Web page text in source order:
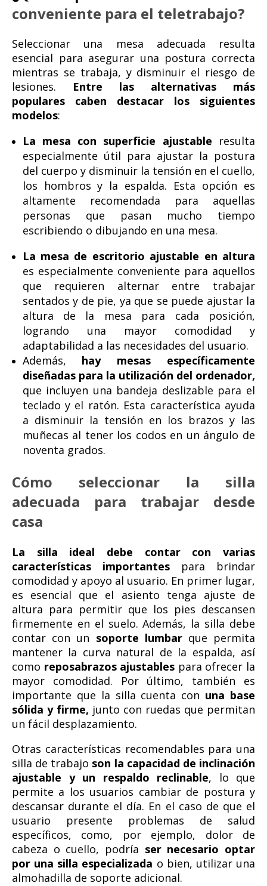
conveniente para el teletrabajo?
Seleccionar una mesa adecuada resulta
esencial para asegurar una postura correcta
mientras se trabaja, y disminuir el riesgo de
lesiones. Entre las alternativas más
populares caben destacar los siguientes
modelos:
La mesa con superficie ajustable resulta
especialmente útil para ajustar la postura
del cuerpo y disminuir la tensión en el cuello,
los hombros y la espalda. Esta opción es
altamente recomendada para aquellas
personas que pasan mucho tiempo
escribiendo o dibujando en una mesa.
La mesa de escritorio ajustable en altura
es especialmente conveniente para aquellos
que requieren alternar entre trabajar
sentados y de pie, ya que se puede ajustar la
altura de la mesa para cada posición,
logrando una mayor comodidad y
adaptabilidad a las necesidades del usuario.
Además, hay mesas específicamente
diseñadas para la utilización del ordenador,
que incluyen una bandeja deslizable para el
teclado y el ratón. Esta característica ayuda
a disminuir la tensión en los brazos y las
muñecas al tener los codos en un ángulo de
noventa grados.
Cómo seleccionar la silla
adecuada para trabajar desde
casa
La silla ideal debe contar con varias
características importantes para brindar
comodidad y apoyo al usuario. En primer lugar,
es esencial que el asiento tenga ajuste de
altura para permitir que los pies descansen
firmemente en el suelo. Además, la silla debe
contar con un soporte lumbar que permita
mantener la curva natural de la espalda, así
como reposabrazos ajustables para ofrecer la
mayor comodidad. Por último, también es
importante que la silla cuenta con una base
sólida y firme, junto con ruedas que permitan
un fácil desplazamiento.
Otras características recomendables para una
silla de trabajo son la capacidad de inclinación
ajustable y un respaldo reclinable, lo que
permite a los usuarios cambiar de postura y
descansar durante el día. En el caso de que el
usuario presente problemas de salud
específicos, como, por ejemplo, dolor de
cabeza o cuello, podría ser necesario optar
por una silla especializada o bien, utilizar una
almohadilla de soporte adicional.